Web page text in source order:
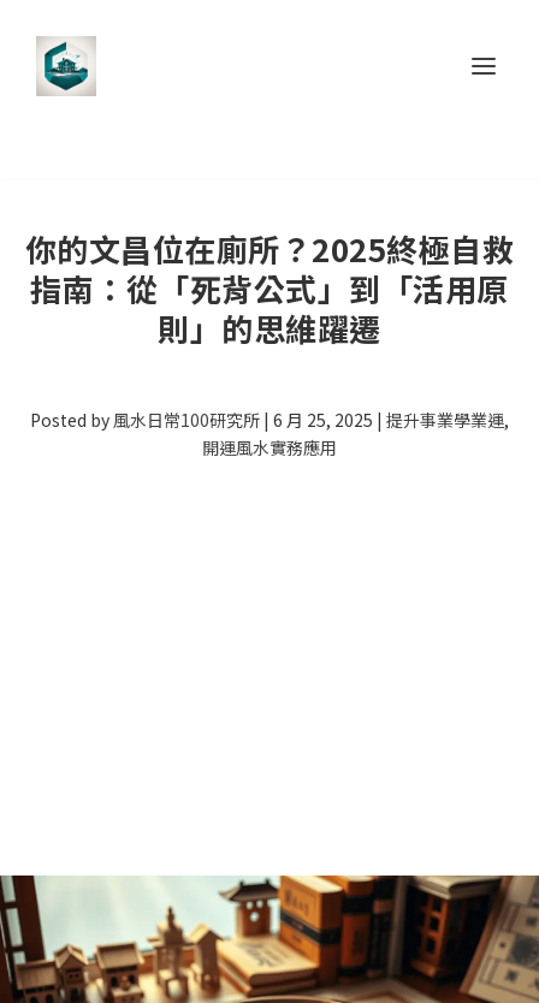
你的文昌位在廁所？2025終極自救
指南：從「死背公式」到「活用原
則」的思維躍遷
Posted by風水日常100研究所 | 6 月 25, 2025 | 提升事業學業運,
開運風水實務應用